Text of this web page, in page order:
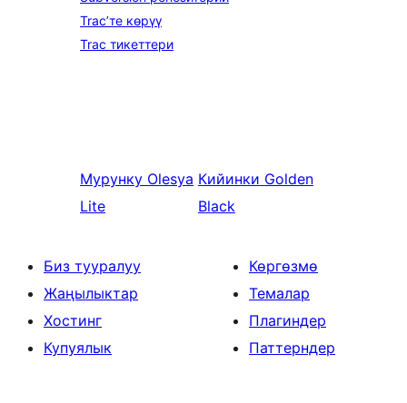
Trac’те көрүү
Trac тикеттери
Мурунку Olesya
Lite
Кийинки Golden
Black
Биз тууралуу
Жаңылыктар
Хостинг
Купуялык
Көргөзмө
Темалар
Плагиндер
Паттерндер